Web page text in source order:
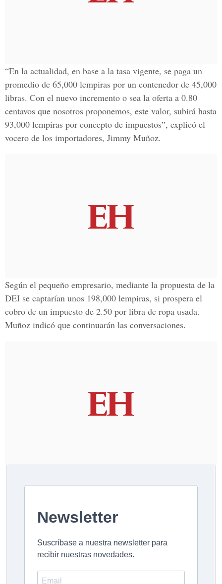
“En la actualidad, en base a la tasa vigente, se paga un
promedio de 65,000 lempiras por un contenedor de 45,000
libras. Con el nuevo incremento o sea la oferta a 0.80
centavos que nosotros proponemos, este valor, subirá hasta
93,000 lempiras por concepto de impuestos”, explicó el
vocero de los importadores, Jimmy Muñoz.
Según el pequeño empresario, mediante la propuesta de la
DEI se captarían unos 198,000 lempiras, si prospera el
cobro de un impuesto de 2.50 por libra de ropa usada.
Muñoz indicó que continuarán las conversaciones.